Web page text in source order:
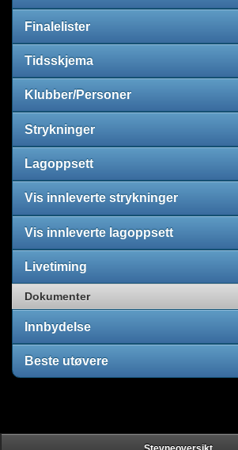
Finalelister
Tidsskjema
Klubber/Personer
Strykninger
Lagoppsett
Vis innleverte strykninger
Vis innleverte lagoppsett
Livetiming
Dokumenter
Innbydelse
Beste utøvere